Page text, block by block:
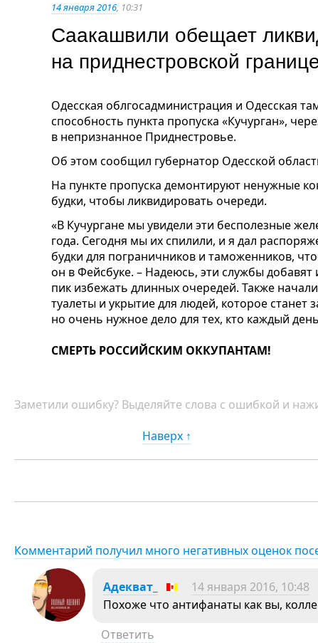
14 января 2016, 10:31
Саакашвили обещает
на приднестровской
Одесская облгосадминистрация и Одесская
способность пункта пропуска «Кучурган»,
в непризнанное Приднестровье.
Об этом сообщил губернатор Одесской
На пункте пропуска демонтируют ненужные
будки, чтобы ликвидировать очереди.
«В Кучургане мы увидели эти бесполезные
года. Сегодня мы их спилили, и я дал
будки для пограничников и таможенников,
он в Фейсбуке. – Надеюсь, эти службы
пик избежать длинных очередей. Также
туалеты и укрытие для людей, которое
но очень нужное дело для тех, кто каждый
СМЕРТЬ РОССИЙСКИМ ОККУПАНТАМ!
Заметили ошибку? Выделяйте слова с ошибкой и
Наверх ↑
Комментарий получил много негативных оценок
Адекват_ 14 января 2016, 10:48
Похоже что антифанаты как вы,
Ответить